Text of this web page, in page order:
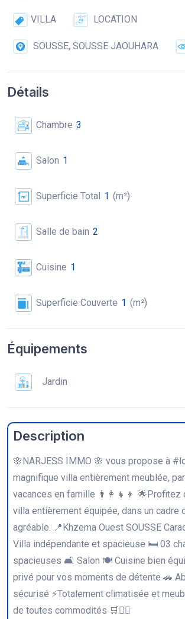
VILLA LOCATION
SOUSSE, SOUSSE JAOUHARA
Détails
Chambre 3
Salon 1
Superficie Total 1 (m²)
Salle de bain 2
Cuisine 1
Superficie Couverte 1 (m²)
Équipements
Jardin
Description
🌸NARJESS IMMO 🌸 vous propose à
magnifique villa entièrement meublée,
vacances en famille 👨‍👩‍👧‍👦 🌟Profitez
villa entièrement équipée, dans un cadre
agréable. 📍Khzema Ouest SOUSSE
Villa indépendante et spacieuse 🛏️ 03
spacieuses 🛋️ Salon 🍽️ Cuisine bien
privé pour vos moments de détente 🚗
sécurisé ⚡Totalement climatisée et
de toutes commodités 🛒🤽‍♀️